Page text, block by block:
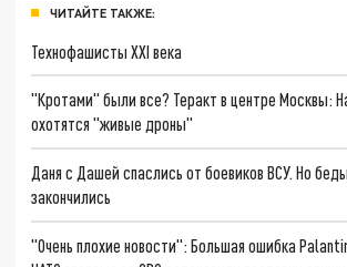
ЧИТАЙТЕ ТАКЖЕ:
Технофашисты XXI века
"Кротами" были все? Теракт в центре Москвы:
охотятся "живые дроны"
Даня с Дашей спаслись от боевиков ВСУ. Но
закончились
"Очень плохие новости": Большая ошибка